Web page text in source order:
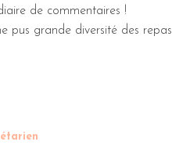
de commentaires !
pus grande diversité des repas